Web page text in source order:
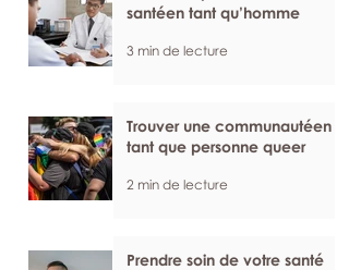
santéen tant qu’homme
3 min de lecture
Trouver une communautéen
tant que personne queer
2 min de lecture
Prendre soin de votre santé